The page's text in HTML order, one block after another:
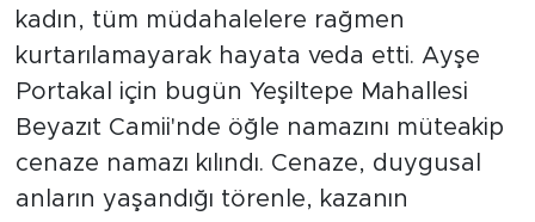
kadın, tüm müdahalelere rağmen
kurtarılamayarak hayata veda etti. Ayşe
Portakal için bugün Yeşiltepe Mahallesi
Beyazıt Camii'nde öğle namazını müteakip
cenaze namazı kılındı. Cenaze, duygusal
anların yaşandığı törenle, kazanın